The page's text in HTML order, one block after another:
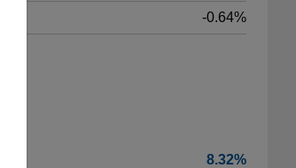
-0.64%
8.32%